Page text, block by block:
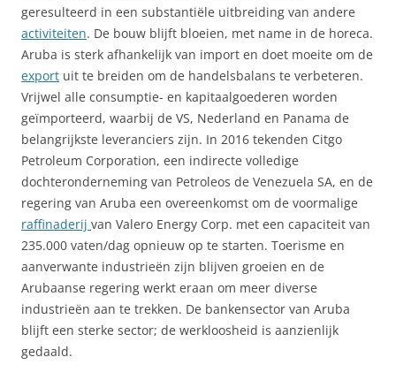
geresulteerd in een substantiële uitbreiding van andere
activiteiten. De bouw blijft bloeien, met name in de horeca.
Aruba is sterk afhankelijk van import en doet moeite om de
export uit te breiden om de handelsbalans te verbeteren.
Vrijwel alle consumptie- en kapitaalgoederen worden
geïmporteerd, waarbij de VS, Nederland en Panama de
belangrijkste leveranciers zijn. In 2016 tekenden Citgo
Petroleum Corporation, een indirecte volledige
dochteronderneming van Petroleos de Venezuela SA, en de
regering van Aruba een overeenkomst om de voormalige
raffinaderij van Valero Energy Corp. met een capaciteit van
235.000 vaten/dag opnieuw op te starten. Toerisme en
aanverwante industrieën zijn blijven groeien en de
Arubaanse regering werkt eraan om meer diverse
industrieën aan te trekken. De bankensector van Aruba
blijft een sterke sector; de werkloosheid is aanzienlijk
gedaald.